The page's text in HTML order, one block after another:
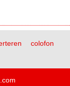
colofon